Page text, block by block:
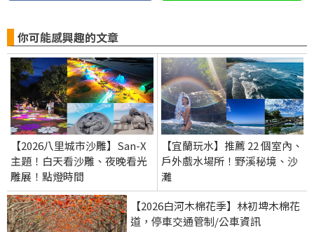
你可能感興趣的文章
【2026八里城市沙雕】San-X
主題！白天看沙雕、夜晚看光
雕展！點燈時間
【宜蘭玩水】推薦 22 個室內、
戶外戲水場所！野溪秘境、沙
灘
【2026白河木棉花季】林初埤木棉花
道，停車交通管制/公車資訊